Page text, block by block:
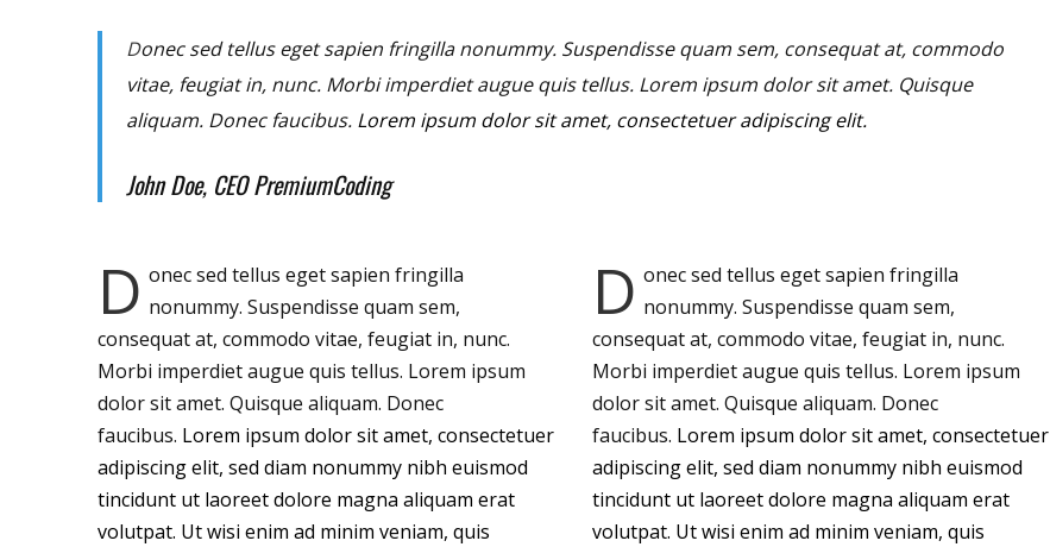
Donec sed tellus eget sapien fringilla nonummy. Suspendisse quam sem, consequat at, commodo
vitae, feugiat in, nunc. Morbi imperdiet augue quis tellus. Lorem ipsum dolor sit amet. Quisque
aliquam. Donec faucibus. Lorem ipsum dolor sit amet, consectetuer adipiscing elit.
John Doe, CEO PremiumCoding
D onec sed tellus eget sapien fringilla
nonummy. Suspendisse quam sem,
consequat at, commodo vitae, feugiat in, nunc.
Morbi imperdiet augue quis tellus. Lorem ipsum
dolor sit amet. Quisque aliquam. Donec
faucibus. Lorem ipsum dolor sit amet, consectetuer
adipiscing elit, sed diam nonummy nibh euismod
tincidunt ut laoreet dolore magna aliquam erat
volutpat. Ut wisi enim ad minim veniam, quis
D onec sed tellus eget sapien fringilla
nonummy. Suspendisse quam sem,
consequat at, commodo vitae, feugiat in, nunc.
Morbi imperdiet augue quis tellus. Lorem ipsum
dolor sit amet. Quisque aliquam. Donec
faucibus. Lorem ipsum dolor sit amet, consectetuer
adipiscing elit, sed diam nonummy nibh euismod
tincidunt ut laoreet dolore magna aliquam erat
volutpat. Ut wisi enim ad minim veniam, quis